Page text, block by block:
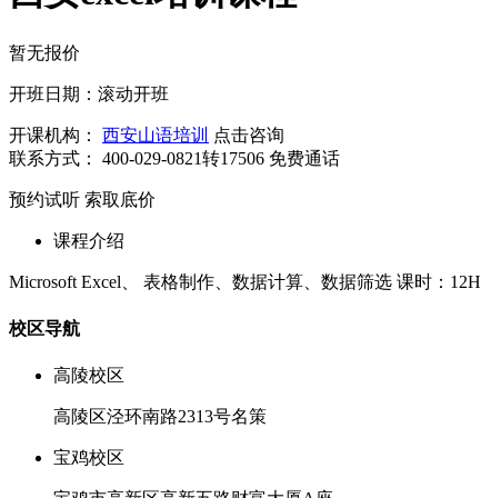
暂无报价
开班日期：滚动开班
开课机构： 西安山语培训
点击咨询
联系方式：
400-029-0821转17506 免费通话
预约试听 索取底价
课程介绍
Microsoft Excel、 表格制作、数据计算、数据筛选 课时：12H
校区导航
高陵校区
高陵区泾环南路2313号名策
宝鸡校区